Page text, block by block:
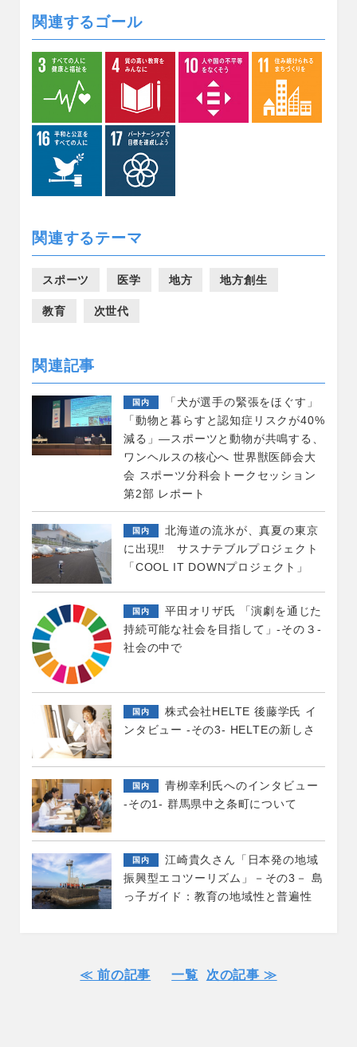
関連するゴール
関連するテーマ
スポーツ 医学 地方 地方創生
教育 次世代
関連記事
国内
「犬が選手の緊張をほぐす」
「動物と暮らすと認知症リスクが40%
減る」―スポーツと動物が共鳴する、
ワンヘルスの核心へ 世界獣医師会大
会 スポーツ分科会トークセッション
第2部 レポート
国内
北海道の流氷が、真夏の東京
に出現‼ サスナテブルプロジェクト
「COOL IT DOWNプロジェクト」
国内
平田オリザ氏 「演劇を通じた
持続可能な社会を目指して」-その３-
社会の中で
国内
株式会社HELTE 後藤学氏 イ
ンタビュー -その3- HELTEの新しさ
国内
青栁幸利氏へのインタビュー
-その1- 群馬県中之条町について
国内
江崎貴久さん「日本発の地域
振興型エコツーリズム」－その3－ 島
っ子ガイド：教育の地域性と普遍性
≪ 前の記事 一覧 次の記事 ≫